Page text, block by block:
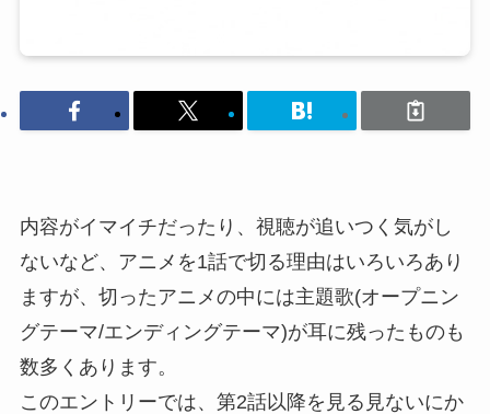
内容がイマイチだったり、視聴が追いつく気がし
ないなど、アニメを1話で切る理由はいろいろあり
ますが、切ったアニメの中には主題歌(オープニン
グテーマ/エンディングテーマ)が耳に残ったものも
数多くあります。
このエントリーでは、第2話以降を見る見ないにか